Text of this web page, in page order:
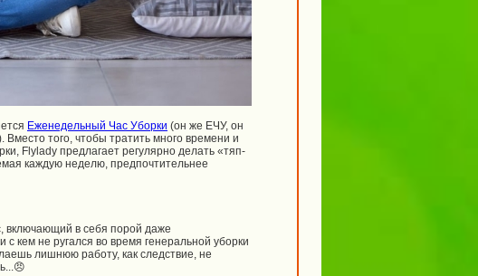
Еженедельный Час Уборки (он же ЕЧУ, он
того, чтобы тратить много времени и
Flylady предлагает регулярно делать «тяп-
каждую неделю, предпочтительнее
включающий в себя порой даже
кем не ругался во время генеральной уборки
лишнюю работу, как следствие, не